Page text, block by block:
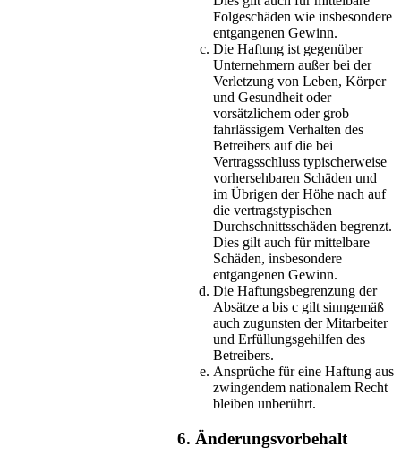
Folgeschäden wie insbesondere
entgangenen Gewinn.
Die Haftung ist gegenüber
Unternehmern außer bei der
Verletzung von Leben, Körper
und Gesundheit oder
vorsätzlichem oder grob
fahrlässigem Verhalten des
Betreibers auf die bei
Vertragsschluss typischerweise
vorhersehbaren Schäden und
im Übrigen der Höhe nach auf
die vertragstypischen
Durchschnittsschäden begrenzt.
Dies gilt auch für mittelbare
Schäden, insbesondere
entgangenen Gewinn.
Die Haftungsbegrenzung der
Absätze a bis c gilt sinngemäß
auch zugunsten der Mitarbeiter
und Erfüllungsgehilfen des
Betreibers.
Ansprüche für eine Haftung aus
zwingendem nationalem Recht
bleiben unberührt.
6. Änderungsvorbehalt